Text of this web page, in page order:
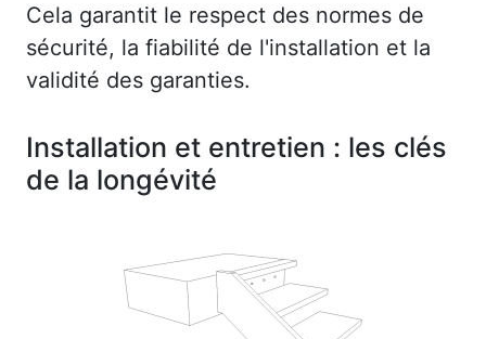
Cela garantit le respect des normes de
sécurité, la fiabilité de l'installation et la
validité des garanties.
Installation et entretien : les clés
de la longévité